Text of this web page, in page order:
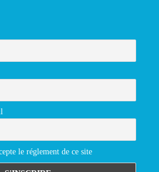
le réglement de ce site